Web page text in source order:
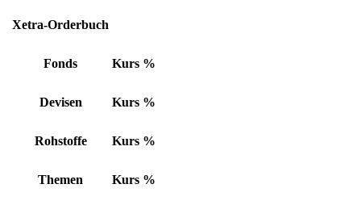
Xetra-Orderbuch
Fonds Kurs %
Devisen Kurs %
Rohstoffe Kurs %
Themen Kurs %